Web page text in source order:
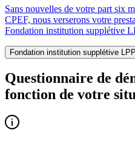
Sans nouvelles de votre part six
CPEF, nous verserons votre
Fondation institution supplétive
Fondation institution supplétive LPP
Questionnaire de
fonction de votre